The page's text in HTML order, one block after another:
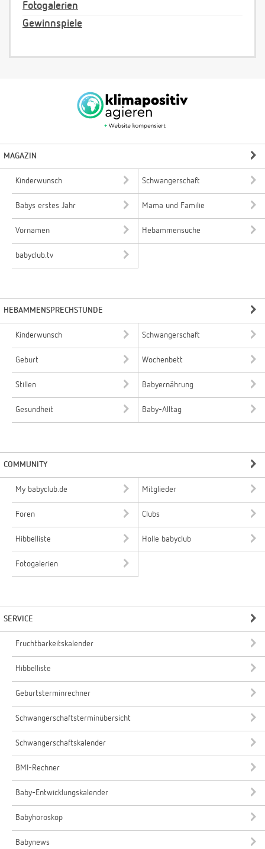
Fotogalerien
Gewinnspiele
MAGAZIN
Kinderwunsch Schwangerschaft
Babys erstes Jahr Mama und Familie
Vornamen Hebammensuche
babyclub.tv
HEBAMMENSPRECHSTUNDE
Kinderwunsch Schwangerschaft
Geburt Wochenbett
Stillen Babyernährung
Gesundheit Baby-Alltag
COMMUNITY
My babyclub.de Mitglieder
Foren Clubs
Hibbelliste Holle babyclub
Fotogalerien
SERVICE
Fruchtbarkeitskalender
Hibbelliste
Geburtsterminrechner
Schwangerschaftsterminübersicht
Schwangerschaftskalender
BMI-Rechner
Baby-Entwicklungskalender
Babyhoroskop
Babynews